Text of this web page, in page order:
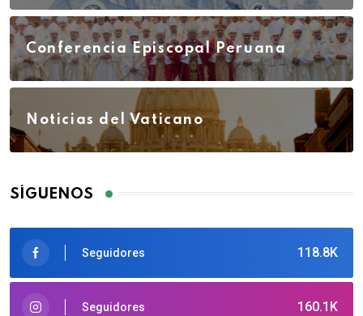
Conferencia Episcopal Peruana
Noticias del Vaticano
SÍGUENOS
118.8K
Seguidores
160.1K
Seguidores